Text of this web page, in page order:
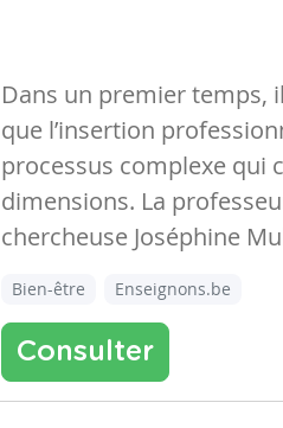
Dans un premier temps,
que l’insertion
processus complexe qui
dimensions. La
chercheuse Joséphine
Bien-être Enseignons.be
Consulter